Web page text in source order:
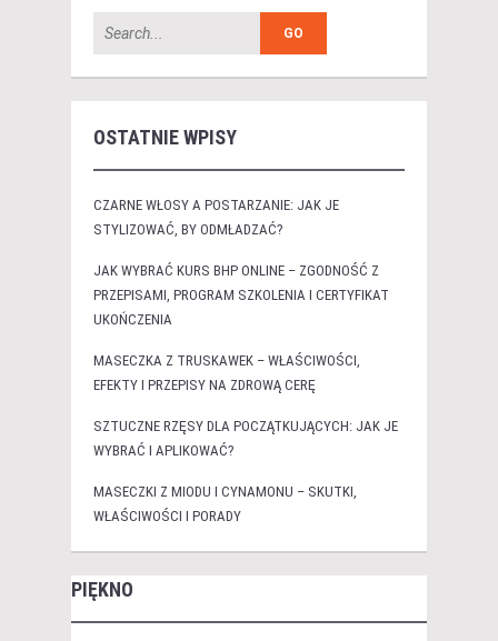
OSTATNIE WPISY
CZARNE WŁOSY A POSTARZANIE: JAK JE
STYLIZOWAĆ, BY ODMŁADZAĆ?
JAK WYBRAĆ KURS BHP ONLINE – ZGODNOŚĆ Z
PRZEPISAMI, PROGRAM SZKOLENIA I CERTYFIKAT
UKOŃCZENIA
MASECZKA Z TRUSKAWEK – WŁAŚCIWOŚCI,
EFEKTY I PRZEPISY NA ZDROWĄ CERĘ
SZTUCZNE RZĘSY DLA POCZĄTKUJĄCYCH: JAK JE
WYBRAĆ I APLIKOWAĆ?
MASECZKI Z MIODU I CYNAMONU – SKUTKI,
WŁAŚCIWOŚCI I PORADY
PIĘKNO